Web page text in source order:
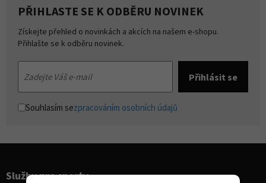
PŘIHLASTE SE K ODBĚRU NOVINEK
Získejte přehled o novinkách a akcích na našem e-shopu.
Přihlašte se k odběru novinek.
Souhlasím sezpracováním osobních údajů
Služby pro sporty